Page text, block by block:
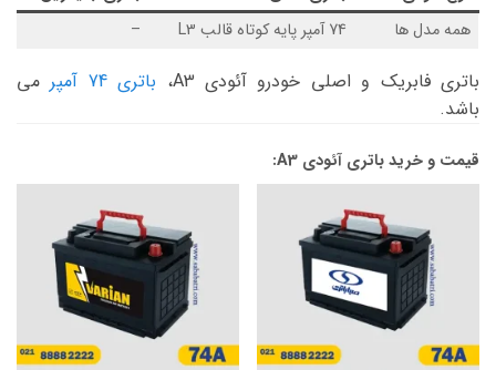
همه مدل ها
74 آمپر پایه کوتاه قالب L3 –
باتری فابریک و اصلی خودرو آئودی A3، باتری 74 آمپر
می
باشد.
قیمت و خرید باتری آئودی A3: